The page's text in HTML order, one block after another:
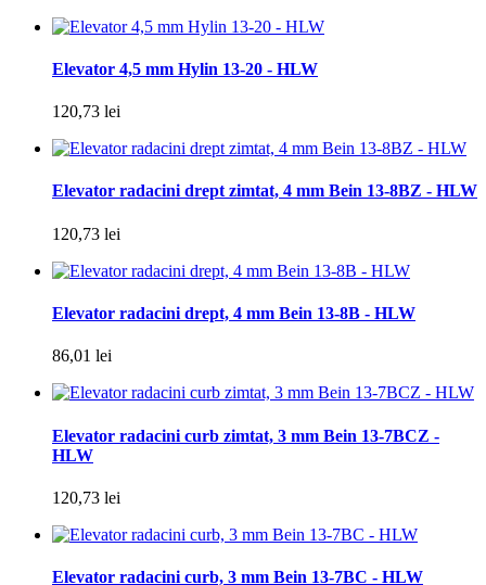
Elevator 4,5 mm Hylin 13-20 - HLW
120,73 lei
Elevator radacini drept zimtat, 4 mm Bein 13-8BZ - HLW
120,73 lei
Elevator radacini drept, 4 mm Bein 13-8B - HLW
86,01 lei
Elevator radacini curb zimtat, 3 mm Bein 13-7BCZ -
HLW
120,73 lei
Elevator radacini curb, 3 mm Bein 13-7BC - HLW